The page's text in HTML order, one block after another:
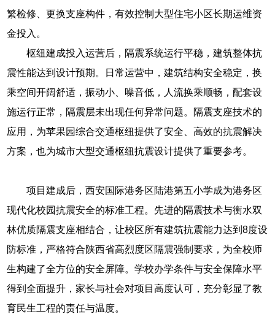
繁检修、更换支座构件，有效控制大型住宅小区长期运维资
金投入。
枢纽建成投入运营后，隔震系统运行平稳，建筑整体抗
震性能达到设计预期。日常运营中，建筑结构安全稳定，换
乘空间开阔舒适，振动小、噪音低，人流换乘顺畅，配套设
施运行正常，隔震层未出现任何异常问题。隔震支座技术的
应用，为苹果园综合交通枢纽提供了安全、高效的抗震解决
方案，也为城市大型交通枢纽抗震设计提供了重要参考。
项目建成后，西安国际港务区陆港第五小学成为港务区
现代化校园抗震安全的标准工程。先进的隔震技术与衡水双
林优质隔震支座相结合，让校区所有建筑抗震能力达到8度设
防标准，严格符合陕西省高烈度区隔震强制要求，为全校师
生构建了全方位的安全屏障。学校办学条件与安全保障水平
得到全面提升，家长与社会对项目高度认可，充分彰显了教
育民生工程的责任与温度。